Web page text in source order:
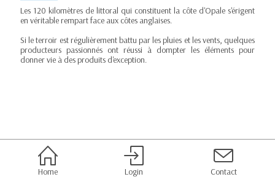
Les 120 kilomètres de littoral qui constituent la côte d'Opale s'érigent
en véritable rempart face aux côtes anglaises.
Si le terroir est régulièrement battu par les pluies et les vents, quelques
producteurs passionnés ont réussi à dompter les éléments pour
donner vie à des produits d'exception.
Home Login Contact